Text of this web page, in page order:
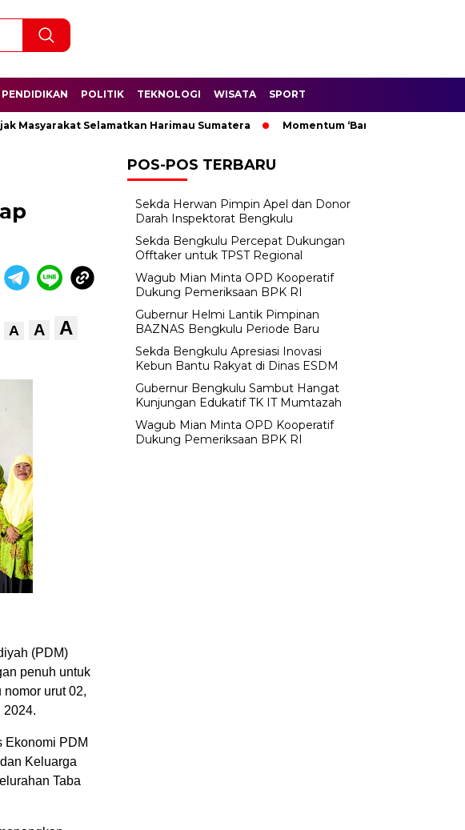
PENDIDIKAN POLITIK TEKNOLOGI WISATA SPORT
Selamatkan Harimau Sumatera Momentum ‘Bantu Rakyat’: Wagub
A A A
(PDM)
penuh untuk
urut 02,
2024.
Ekonomi PDM
Keluarga
Taba
POS-POS TERBARU
Sekda Herwan Pimpin Apel dan Donor
Darah Inspektorat Bengkulu
Sekda Bengkulu Percepat Dukungan
Offtaker untuk TPST Regional
Wagub Mian Minta OPD Kooperatif
Dukung Pemeriksaan BPK RI
Gubernur Helmi Lantik Pimpinan
BAZNAS Bengkulu Periode Baru
Sekda Bengkulu Apresiasi Inovasi
Kebun Bantu Rakyat di Dinas ESDM
Gubernur Bengkulu Sambut Hangat
Kunjungan Edukatif TK IT Mumtazah
Wagub Mian Minta OPD Kooperatif
Dukung Pemeriksaan BPK RI